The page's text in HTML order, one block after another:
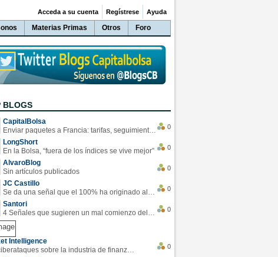
Materias Primas Otros Foro
Acceda a su cuenta Regístrese Ayuda
BLOGS
CapitalBolsa
Enviar paquetes a Francia: tarifas, seguimiento y ventajas destacadas
0
LongShort
En la Bolsa, “fuera de los índices se vive mejor”
0
AlvaroBlog
Sin artículos publicados
0
JC Castillo
Se da una señal que el 100% ha originado alzas en las bolsas
0
Santori
4 Señales que sugieren un mal comienzo del 3T de la economía EEUU
0
Intelligence
Los ciberataques sobre la industria de finanzas se han duplicado este año
0